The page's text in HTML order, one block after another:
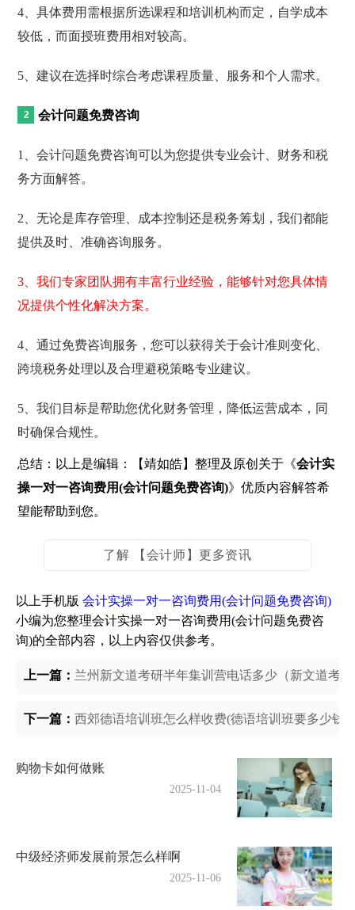
4、具体费用需根据所选课程和培训机构而定，自学成本
较低，而面授班费用相对较高。
5、建议在选择时综合考虑课程质量、服务和个人需求。
会计问题免费咨询
1、会计问题免费咨询可以为您提供专业会计、财务和税
务方面解答。
2、无论是库存管理、成本控制还是税务筹划，我们都能
提供及时、准确咨询服务。
3、我们专家团队拥有丰富行业经验，能够针对您具体情
况提供个性化解决方案。
4、通过免费咨询服务，您可以获得关于会计准则变化、
跨境税务处理以及合理避税策略专业建议。
5、我们目标是帮助您优化财务管理，降低运营成本，同
时确保合规性。
总结：以上是编辑：【靖如皓】整理及原创关于《会计实
操一对一咨询费用(会计问题免费咨询)》优质内容解答希
望能帮助到您。
了解 【会计师】更多资讯
以上手机版 会计实操一对一咨询费用(会计问题免费咨询)
小编为您整理会计实操一对一咨询费用(会计问题免费咨
询)的全部内容，以上内容仅供参考。
上一篇： 兰州新文道考研半年集训营电话多少（新文道考
下一篇： 西郊德语培训班怎么样收费(德语培训班要多少钱
购物卡如何做账
2025-11-04
中级经济师发展前景怎么样啊
2025-11-06